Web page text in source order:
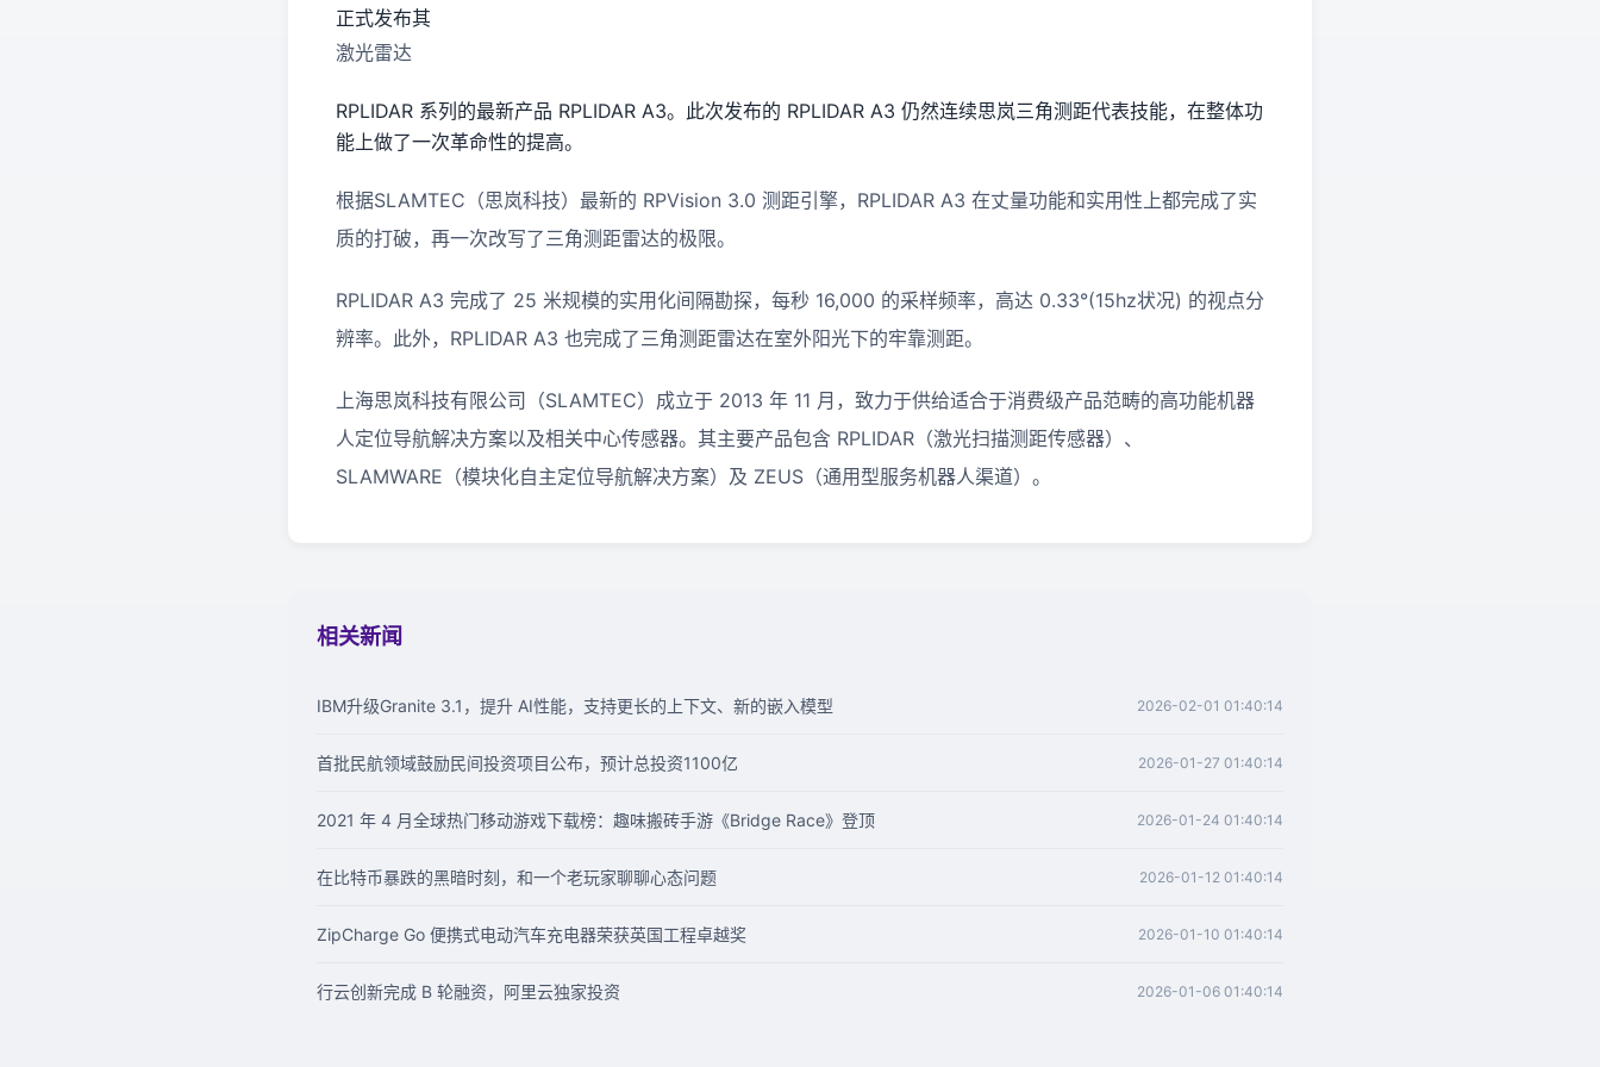
正式发布其
激光雷达
RPLIDAR 系列的最新产品 RPLIDAR A3。此次发布的 RPLIDAR A3 仍然连续思岚三角测距代表技能，在整体功
能上做了一次革命性的提高。
根据SLAMTEC（思岚科技）最新的 RPVision 3.0 测距引擎，RPLIDAR A3 在丈量功能和实用性上都完成了实
质的打破，再一次改写了三角测距雷达的极限。
RPLIDAR A3 完成了 25 米规模的实用化间隔勘探，每秒 16,000 的采样频率，高达 0.33°(15hz状况) 的视点分
辨率。此外，RPLIDAR A3 也完成了三角测距雷达在室外阳光下的牢靠测距。
上海思岚科技有限公司（SLAMTEC）成立于 2013 年 11 月，致力于供给适合于消费级产品范畴的高功能机器
人定位导航解决方案以及相关中心传感器。其主要产品包含 RPLIDAR（激光扫描测距传感器）、
SLAMWARE（模块化自主定位导航解决方案）及 ZEUS（通用型服务机器人渠道）。
相关新闻
IBM升级Granite 3.1，提升 AI性能，支持更长的上下文、新的嵌入模型 2026-02-01 01:40:14
首批民航领域鼓励民间投资项目公布，预计总投资1100亿 2026-01-27 01:40:14
2021 年 4 月全球热门移动游戏下载榜：趣味搬砖手游《Bridge Race》登顶 2026-01-24 01:40:14
在比特币暴跌的黑暗时刻，和一个老玩家聊聊心态问题 2026-01-12 01:40:14
ZipCharge Go 便携式电动汽车充电器荣获英国工程卓越奖 2026-01-10 01:40:14
行云创新完成 B 轮融资，阿里云独家投资 2026-01-06 01:40:14